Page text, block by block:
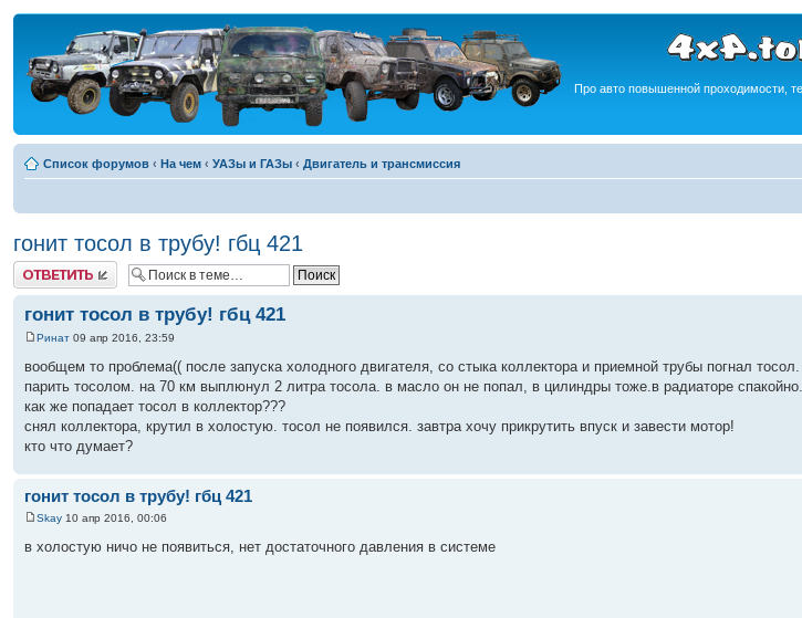
Про авто повышенной проходимости,
Список форумов ‹ На чем ‹ УАЗы и ГАЗы ‹ Двигатель и трансмиссия
гонит тосол в трубу! гбц 421
Ответить
гонит тосол в трубу! гбц 421
Ринат 09 апр 2016, 23:59
вообщем то проблема(( после запуска холодного двигателя, со стыка коллектора и приемной трубы погнал
парить тосолом. на 70 км выплюнул 2 литра тосола. в масло он не попал, в цилиндры тоже.в радиаторе
как же попадает тосол в коллектор???
снял коллектора, крутил в холостую. тосол не появился. завтра хочу прикрутить впуск и завести мотор!
кто что думает?
гонит тосол в трубу! гбц 421
Skay 10 апр 2016, 00:06
в холостую ничо не появиться, нет достаточного давления в системе